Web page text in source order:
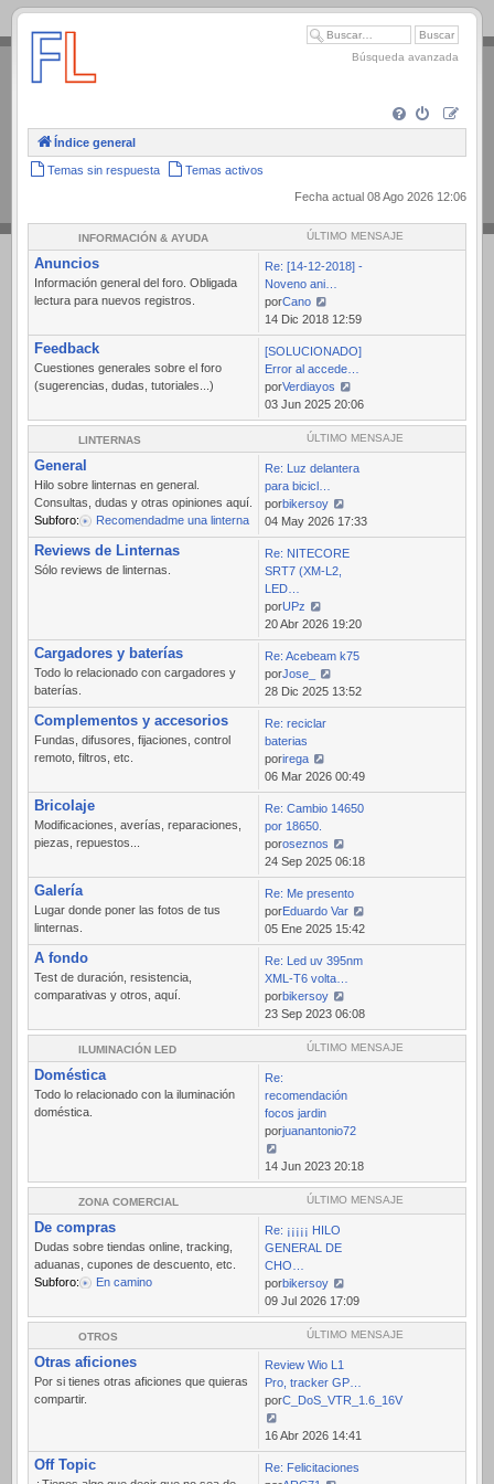
.
Búsqueda avanzada
Índice general
Temas sin respuesta
Temas activos
Fecha actual 08 Ago 2026 12:06
INFORMACIÓN & AYUDA ÚLTIMO MENSAJE
Anuncios
Información general del foro. Obligada
lectura para nuevos registros.
Re: [14-12-2018] -
Noveno ani…
porCano
Ver
último
mensaje
14 Dic 2018 12:59
Feedback
Cuestiones generales sobre el foro
(sugerencias, dudas, tutoriales...)
[SOLUCIONADO]
Error al accede…
porVerdiayos
Ver
último
mensaje
03 Jun 2025 20:06
LINTERNAS ÚLTIMO MENSAJE
General
Hilo sobre linternas en general.
Consultas, dudas y otras opiniones aquí.
Subforo:
Recomendadme una linterna
Re: Luz delantera
para bicicl…
porbikersoy
Ver
último
mensaje
04 May 2026 17:33
Reviews de Linternas
Sólo reviews de linternas.
Re: NITECORE
SRT7 (XM-L2,
LED…
porUPz
Ver
último
mensaje
20 Abr 2026 19:20
Cargadores y baterías
Todo lo relacionado con cargadores y
baterías.
Re: Acebeam k75
porJose_
Ver
último
mensaje
28 Dic 2025 13:52
Complementos y accesorios
Fundas, difusores, fijaciones, control
remoto, filtros, etc.
Re: reciclar
baterias
porirega
Ver
último
mensaje
06 Mar 2026 00:49
Bricolaje
Modificaciones, averías, reparaciones,
piezas, repuestos...
Re: Cambio 14650
por 18650.
poroseznos
Ver
último
mensaje
24 Sep 2025 06:18
Galería
Lugar donde poner las fotos de tus
linternas.
Re: Me presento
porEduardo Var
Ver
último
mensaje
05 Ene 2025 15:42
A fondo
Test de duración, resistencia,
comparativas y otros, aquí.
Re: Led uv 395nm
XML-T6 volta…
porbikersoy
Ver
último
mensaje
23 Sep 2023 06:08
ILUMINACIÓN LED ÚLTIMO MENSAJE
Doméstica
Todo lo relacionado con la iluminación
doméstica.
Re:
recomendación
focos jardin
porjuanantonio72
Ver
último
mensaje
14 Jun 2023 20:18
ZONA COMERCIAL ÚLTIMO MENSAJE
De compras
Dudas sobre tiendas online, tracking,
aduanas, cupones de descuento, etc.
Subforo:
En camino
Re: ¡¡¡¡¡ HILO
GENERAL DE
CHO…
porbikersoy
Ver
último
mensaje
09 Jul 2026 17:09
OTROS ÚLTIMO MENSAJE
Otras aficiones
Por si tienes otras aficiones que quieras
compartir.
Review Wio L1
Pro, tracker GP…
porC_DoS_VTR_1.6_16V
Ver
último
mensaje
16 Abr 2026 14:41
Off Topic
Re: Felicitaciones